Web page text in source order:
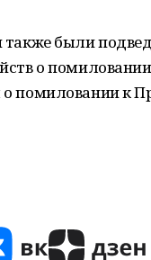
были
о
помиловании к